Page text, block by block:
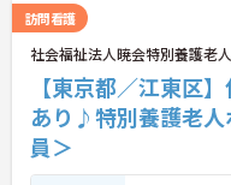
連携の体制がしっかりと
では、夜勤明けの翌日が原
か、月平均の残業時間も5
り少なめです。常勤スタ
を超えているため急な勤
らかじめ決められた訪問
働けます。入職後は現場ス
とりに合わせた個別のOJT
訪問看護
社会福祉法人暁会特別養護老
【東京都／江東区
あり♪特別養護老人
員＞